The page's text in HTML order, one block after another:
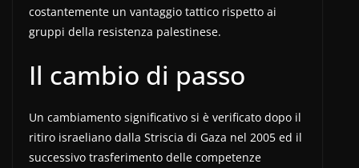
costantemente un vantaggio tattico rispetto ai
gruppi della resistenza palestinese.
Il cambio di passo
Un cambiamento significativo si è verificato dopo il
ritiro israeliano dalla Striscia di Gaza nel 2005 ed il
successivo trasferimento delle competenze